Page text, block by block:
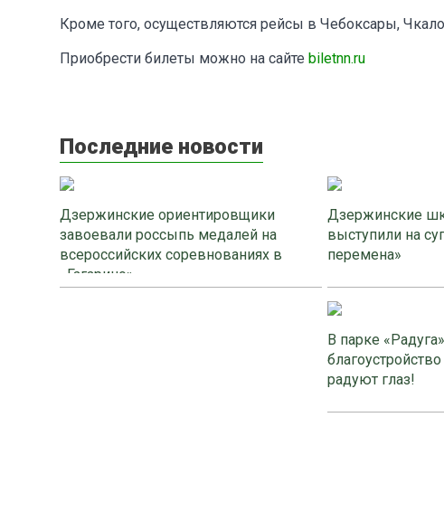
Кроме того, осуществляются рейсы в Чебоксары,
Приобрести билеты можно на сайте biletnn.ru
Последние новости
Дзержинские ориентировщики
завоевали россыпь медалей на
всероссийских соревнованиях в
«Гагарино»
Дзержинские
выступили на
перемена»
В парке
радуют глаз!